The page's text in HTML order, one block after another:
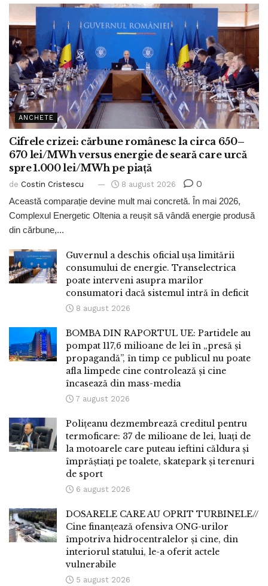
ANCHETE
Cifrele crizei: cărbune românesc la circa 650–
670 lei/MWh versus energie de seară care urcă
spre 1.000 lei/MWh pe piață
de Costin Cristescu 8 august 2026 0
Această comparație devine mult mai concretă. În mai 2026,
Complexul Energetic Oltenia a reușit să vândă energie produsă
din cărbune,...
Guvernul a deschis oficial ușa limitării
consumului de energie. Transelectrica
poate interveni asupra marilor
consumatori dacă sistemul intră în deficit
8 august 2026
BOMBA DIN RAPORTUL UE: Partidele au
pompat 117,6 milioane de lei în „presă și
propagandă”, în timp ce publicul nu poate
afla limpede cine controlează și cine
încasează din mass-media
7 august 2026
Polițeanu dezmembrează creditul pentru
termoficare: 37 de milioane de lei, luați de
la motoarele care puteau ieftini căldura și
împrăștiați pe toalete, skatepark și terenuri
de sport
6 august 2026
DOSARELE CARE AU OPRIT TURBINELE//
Cine finanțează ofensiva ONG-urilor
împotriva hidrocentralelor și cine, din
interiorul statului, le-a oferit actele
vulnerabile
5 august 2026